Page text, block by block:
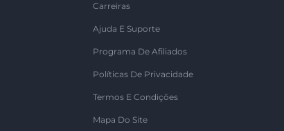
Carreiras
Ajuda E Suporte
Programa De Afiliados
Políticas De Privacidade
Termos E Condições
Mapa Do Site